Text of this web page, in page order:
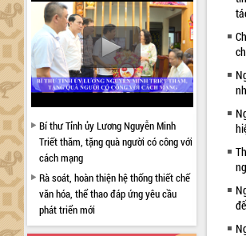
Bí thư Tỉnh ủy Lương Nguyễn Minh
Triết thăm, tặng quà người có công với
cách mạng
Rà soát, hoàn thiện hệ thống thiết chế
văn hóa, thể thao đáp ứng yêu cầu
phát triển mới
Thường trực HĐND tỉnh Đắk Lắk gặp